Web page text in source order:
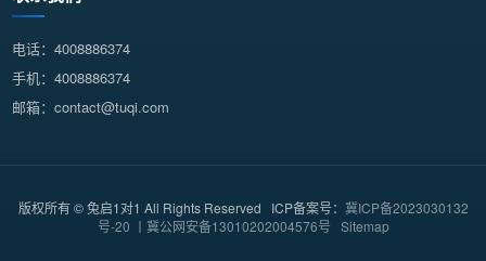
电话：4008886374
手机：4008886374
邮箱：contact@tuqi.com
版权所有 © 兔启1对1 All Rights Reserved ICP备案号： 冀ICP备2023030132
号-20 丨冀公网安备13010202004576号 Sitemap